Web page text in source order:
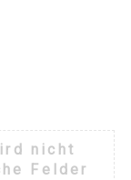
nicht
Felder